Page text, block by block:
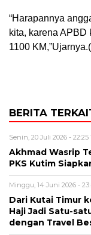
“Harapannya
kita, karena APBD
1100
BERITA
Senin, 20 Juli 2026 -
Akhmad Wasrip
PKS Kutim
Minggu, 14 Juni 2026 -
Dari Kutai Timur
Haji Jadi Satu-
dengan Travel